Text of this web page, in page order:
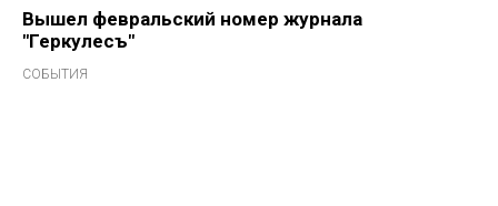
Вышел февральский номер журнала
"Геркулесъ"
СОБЫТИЯ